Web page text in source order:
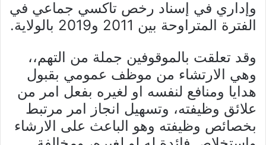
وإداري في إسناد رخص تاكسي جماعي في
الفترة المتراوحة بين 2011 و2019 بالولاية.
وقد تعلقت بالموقوفين جملة من التهم،،
وهي الارتشاء من موظف عمومي بقبول
هدايا ومنافع لنفسه او لغيره بفعل امر من
علائق وظيفته، وتسهيل انجاز امر مرتبط
بخصائص وظيفته وهو الباعث على الارشاء